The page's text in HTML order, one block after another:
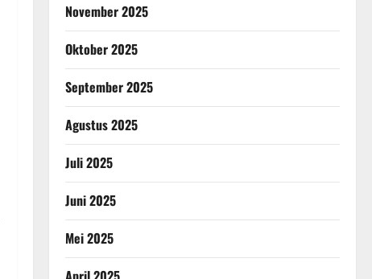
November 2025
Oktober 2025
September 2025
Agustus 2025
Juli 2025
Juni 2025
Mei 2025